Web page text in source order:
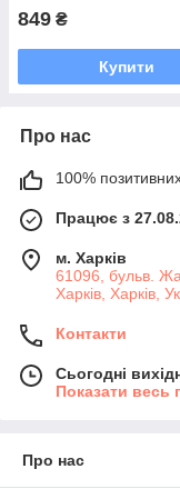
849 ₴
Купити
Про нас
100%
Працює з
м. Харків
61096, бульв.
Харків, Харків,
Контакти
Сьогодні
Показати весь
Про нас